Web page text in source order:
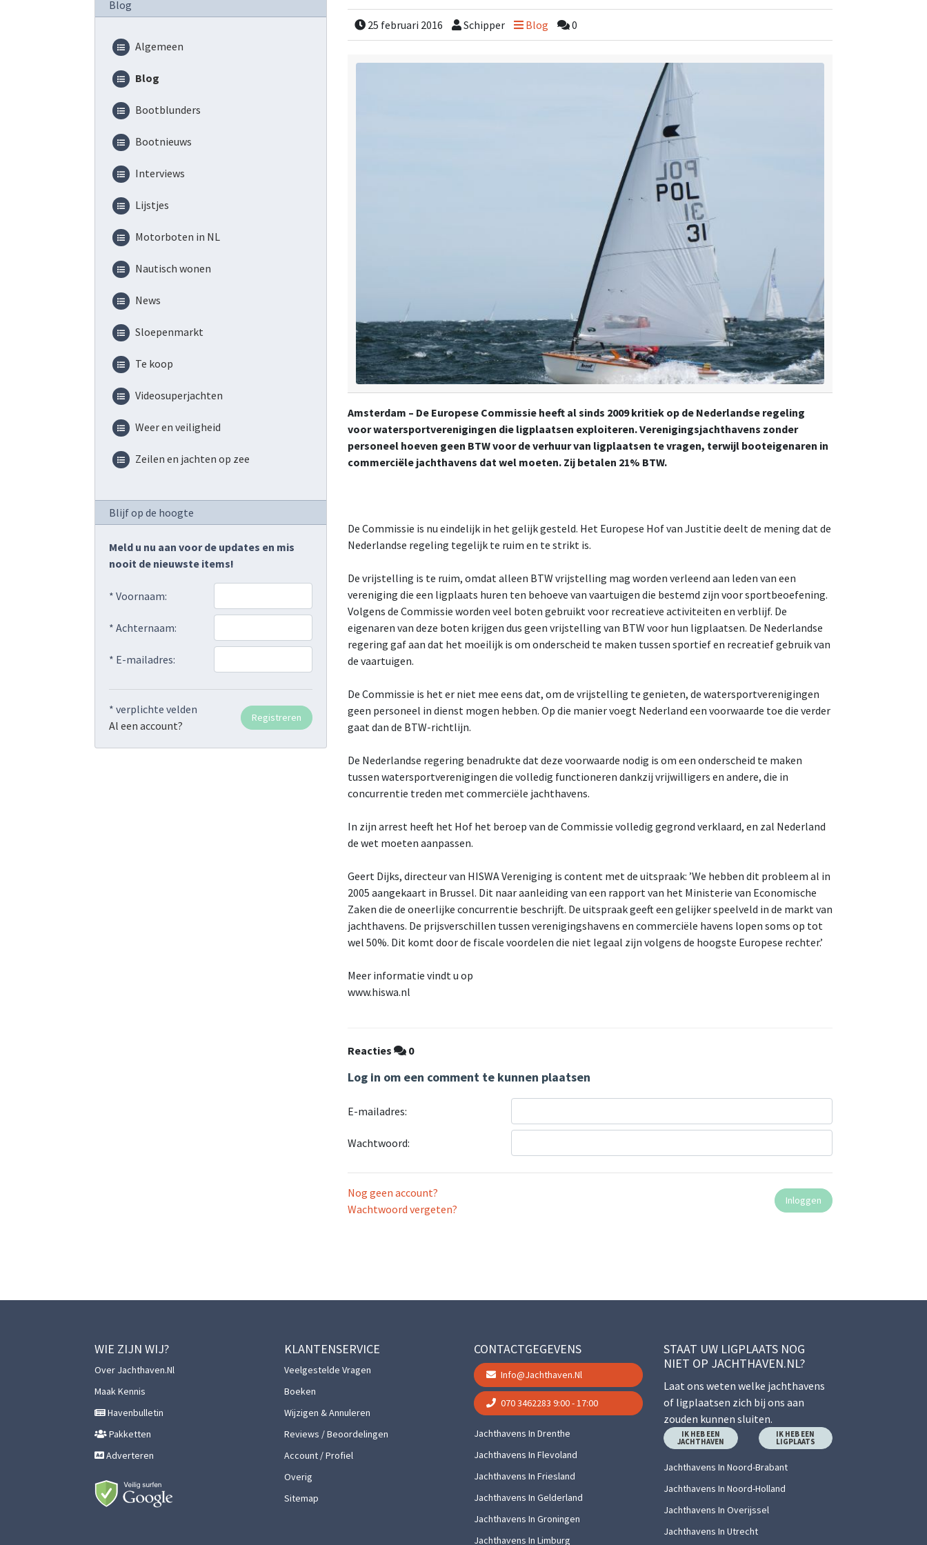
Blog
Algemeen
Blog
Bootblunders
Bootnieuws
Interviews
Lijstjes
Motorboten in NL
Nautisch wonen
News
Sloepenmarkt
Te koop
Videosuperjachten
Weer en veiligheid
Zeilen en jachten op zee
Blijf op de hoogte
Meld u nu aan voor de updates en mis
nooit de nieuwste items!
* Voornaam:
* Achternaam:
* E-mailadres:
* verplichte velden
Al een account?
25 februari 2016 Schipper Blog 0
Amsterdam – De Europese Commissie heeft al sinds 2009 kritiek op de Nederlandse regeling
voor watersportverenigingen die ligplaatsen exploiteren. Verenigingsjachthavens zonder
personeel hoeven geen BTW voor de verhuur van ligplaatsen te vragen, terwijl booteigenaren in
commerciële jachthavens dat wel moeten. Zij betalen 21% BTW.
De Commissie is nu eindelijk in het gelijk gesteld. Het Europese Hof van Justitie deelt de mening dat de
Nederlandse regeling tegelijk te ruim en te strikt is.
De vrijstelling is te ruim, omdat alleen BTW vrijstelling mag worden verleend aan leden van een
vereniging die een ligplaats huren ten behoeve van vaartuigen die bestemd zijn voor sportbeoefening.
Volgens de Commissie worden veel boten gebruikt voor recreatieve activiteiten en verblijf. De
eigenaren van deze boten krijgen dus geen vrijstelling van BTW voor hun ligplaatsen. De Nederlandse
regering gaf aan dat het moeilijk is om onderscheid te maken tussen sportief en recreatief gebruik van
de vaartuigen.
De Commissie is het er niet mee eens dat, om de vrijstelling te genieten, de watersportverenigingen
geen personeel in dienst mogen hebben. Op die manier voegt Nederland een voorwaarde toe die verder
gaat dan de BTW-richtlijn.
De Nederlandse regering benadrukte dat deze voorwaarde nodig is om een onderscheid te maken
tussen watersportverenigingen die volledig functioneren dankzij vrijwilligers en andere, die in
concurrentie treden met commerciële jachthavens.
In zijn arrest heeft het Hof het beroep van de Commissie volledig gegrond verklaard, en zal Nederland
de wet moeten aanpassen.
Geert Dijks, directeur van HISWA Vereniging is content met de uitspraak: ’We hebben dit probleem al in
2005 aangekaart in Brussel. Dit naar aanleiding van een rapport van het Ministerie van Economische
Zaken die de oneerlijke concurrentie beschrijft. De uitspraak geeft een gelijker speelveld in de markt van
jachthavens. De prijsverschillen tussen verenigingshavens en commerciële havens lopen soms op tot
wel 50%. Dit komt door de fiscale voordelen die niet legaal zijn volgens de hoogste Europese rechter.’
Meer informatie vindt u op
www.hiswa.nl
Reacties 0
Log in om een comment te kunnen plaatsen
E-mailadres:
Wachtwoord:
Nog geen account?
Wachtwoord vergeten?
WIE ZIJN WIJ?
Over Jachthaven.nl
Maak Kennis
Havenbulletin
Pakketten
Adverteren
KLANTENSERVICE
Veelgestelde Vragen
Boeken
Wijzigen & Annuleren
Reviews / Beoordelingen
Account / Profiel
Overig
Sitemap
CONTACTGEGEVENS
Info@jachthaven.nl
070 3462283 9:00 - 17:00
Jachthavens In Drenthe
Jachthavens In Flevoland
Jachthavens In Friesland
Jachthavens In Gelderland
Jachthavens In Groningen
Jachthavens In Limburg
STAAT UW LIGPLAATS NOG
NIET OP JACHTHAVEN.NL?
Laat ons weten welke jachthavens
of ligplaatsen zich bij ons aan
zouden kunnen sluiten.
IK HEB EEN
JACHTHAVEN
IK HEB EEN
LIGPLAATS
Jachthavens In Noord-Brabant
Jachthavens In Noord-Holland
Jachthavens In Overijssel
Jachthavens In Utrecht